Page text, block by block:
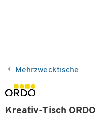
Mehrzwecktische
Kreativ-Tisch